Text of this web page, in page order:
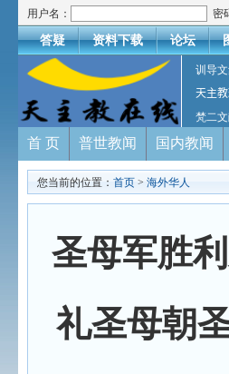
用户名： 密
答疑 资料下载 论坛
训导
天主
梵二
首 页 普世教闻 国内教闻
您当前的位置： 首页 > 海外华人
圣母军胜
礼圣母朝